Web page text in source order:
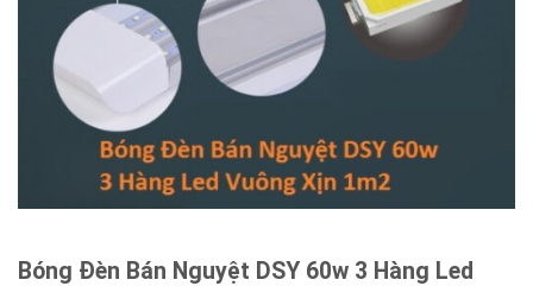
Bóng Đèn Bán Nguyệt DSY 60w 3 Hàng Led